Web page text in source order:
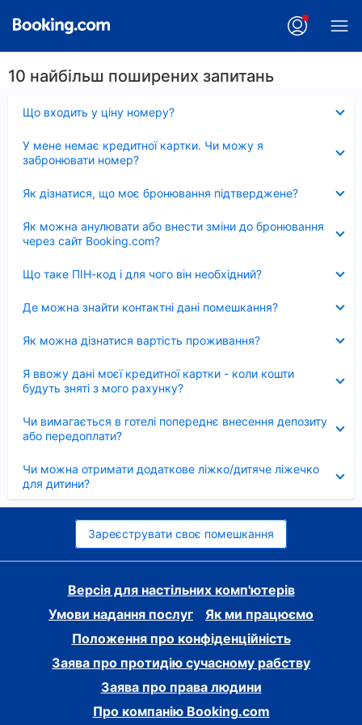
10 найбільш поширених запитань
Що входить у ціну номеру?
У мене немає кредитної картки. Чи можу я
забронювати номер?
Як дізнатися, що моє бронювання підтверджене?
Як можна анулювати або внести зміни до бронювання
через сайт Booking.com?
Що таке ПІН-код і для чого він необхідний?
Де можна знайти контактні дані помешкання?
Як можна дізнатися вартість проживання?
Я ввожу дані моєї кредитної картки - коли кошти
будуть зняті з мого рахунку?
Чи вимагається в готелі попереднє внесення депозиту
або передоплати?
Чи можна отримати додаткове ліжко/дитяче ліжечко
для дитини?
Зареєструвати своє помешкання
Версія для настільних комп'ютерів
Умови надання послуг
Як ми працюємо
Положення про конфіденційність
Заява про протидію сучасному рабству
Заява про права людини
Про компанію Booking.com